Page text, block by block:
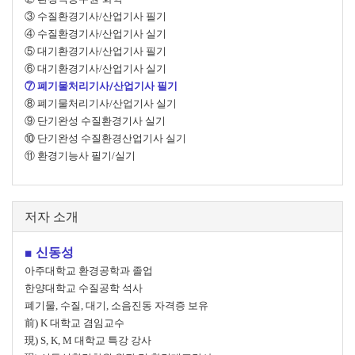
③ 수질환경기사/산업기사 필기
④ 수질환경기사/산업기사 실기
⑤ 대기환경기사/산업기사 필기
⑥ 대기환경기사/산업기사 실기
⑦ 폐기물처리기사/산업기사 필기
⑧ 폐기물처리기사/산업기사 실기
⑨ 단기완성 수질환경기사 실기
⑩ 단기완성 수질환경산업기사 실기
⑪ 환경기능사 필기/실기
저자 소개
■ 신동성
아주대학교 환경공학과 졸업
한양대학교 수질공학 석사
폐기물, 수질, 대기, 소음진동 자격증 보유
前) K 대학교 겸임교수
現) S, K, M 대학교 특강 강사